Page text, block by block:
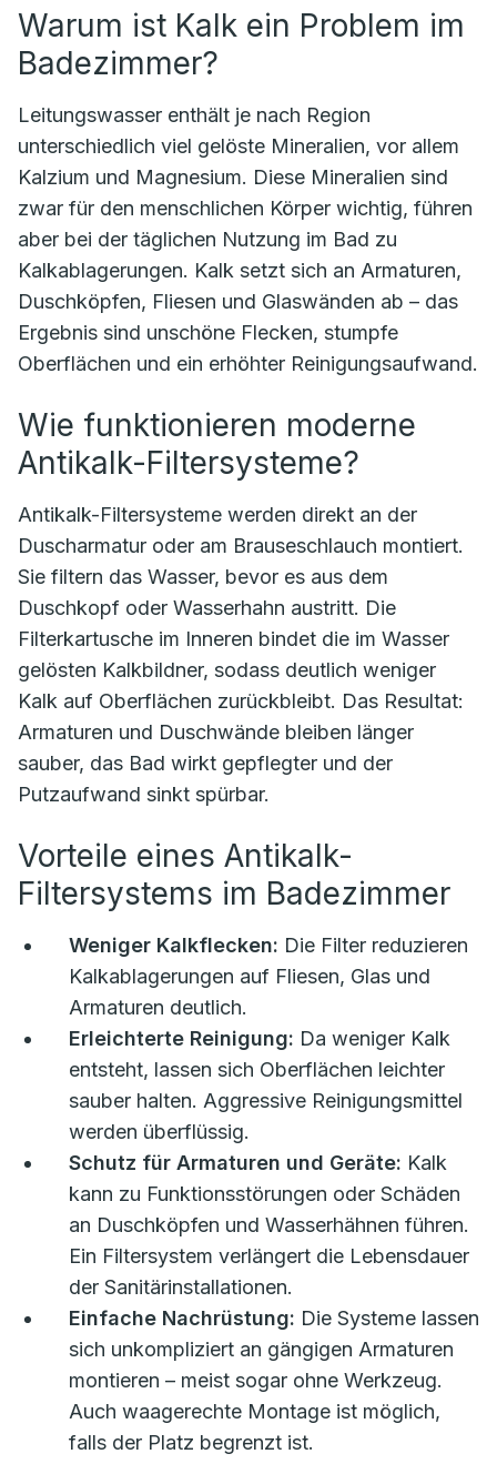
Warum ist Kalk ein Problem im
Badezimmer?
Leitungswasser enthält je nach Region
unterschiedlich viel gelöste Mineralien, vor allem
Kalzium und Magnesium. Diese Mineralien sind
zwar für den menschlichen Körper wichtig, führen
aber bei der täglichen Nutzung im Bad zu
Kalkablagerungen. Kalk setzt sich an Armaturen,
Duschköpfen, Fliesen und Glaswänden ab – das
Ergebnis sind unschöne Flecken, stumpfe
Oberflächen und ein erhöhter Reinigungsaufwand.
Wie funktionieren moderne
Antikalk-Filtersysteme?
Antikalk-Filtersysteme werden direkt an der
Duscharmatur oder am Brauseschlauch montiert.
Sie filtern das Wasser, bevor es aus dem
Duschkopf oder Wasserhahn austritt. Die
Filterkartusche im Inneren bindet die im Wasser
gelösten Kalkbildner, sodass deutlich weniger
Kalk auf Oberflächen zurückbleibt. Das Resultat:
Armaturen und Duschwände bleiben länger
sauber, das Bad wirkt gepflegter und der
Putzaufwand sinkt spürbar.
Vorteile eines Antikalk-
Filtersystems im Badezimmer
Weniger Kalkflecken: Die Filter reduzieren
Kalkablagerungen auf Fliesen, Glas und
Armaturen deutlich.
Erleichterte Reinigung: Da weniger Kalk
entsteht, lassen sich Oberflächen leichter
sauber halten. Aggressive Reinigungsmittel
werden überflüssig.
Schutz für Armaturen und Geräte: Kalk
kann zu Funktionsstörungen oder Schäden
an Duschköpfen und Wasserhähnen führen.
Ein Filtersystem verlängert die Lebensdauer
der Sanitärinstallationen.
Einfache Nachrüstung: Die Systeme lassen
sich unkompliziert an gängigen Armaturen
montieren – meist sogar ohne Werkzeug.
Auch waagerechte Montage ist möglich,
falls der Platz begrenzt ist.